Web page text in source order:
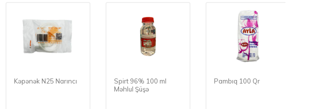
Kəpənək N25 Narıncı
Spirt 96% 100 ml
Məhlul Şüşə
Pambıq 100 Qr